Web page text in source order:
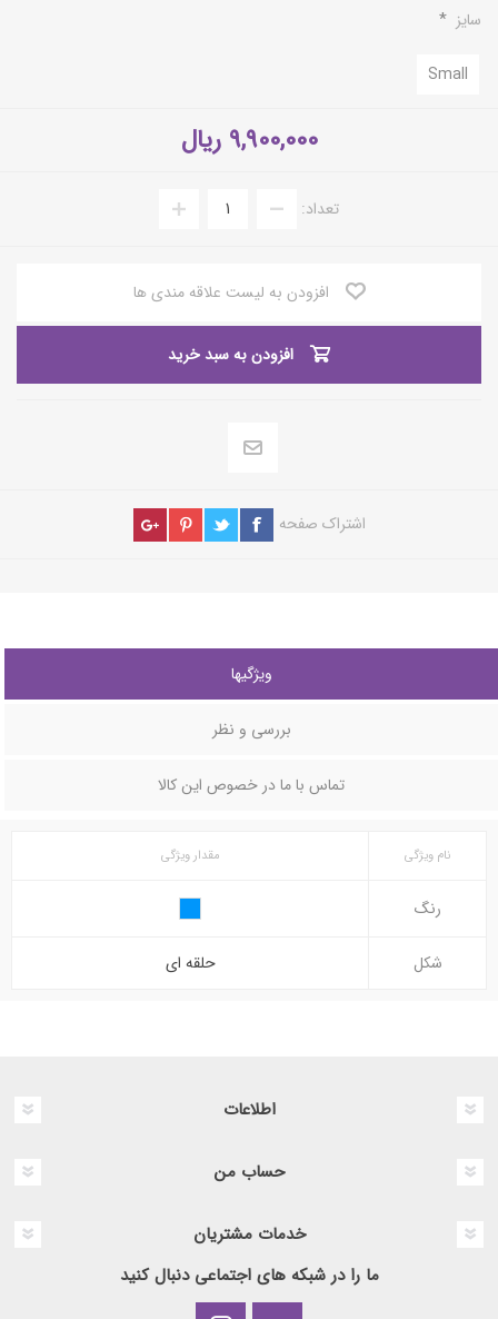
سایز *
Small
9,900,000 ریال
تعداد:
افزودن به لیست علاقه مندی ها
افزودن به سبد خرید
اشتراک صفحه
ویژگیها
بررسی و نظر
تماس با ما در خصوص این کالا
نام ویژگی مقدار ویژگی
رنگ
شکل حلقه ای
اطلاعات
حساب من
خدمات مشتریان
ما را در شبکه های اجتماعی دنبال کنید